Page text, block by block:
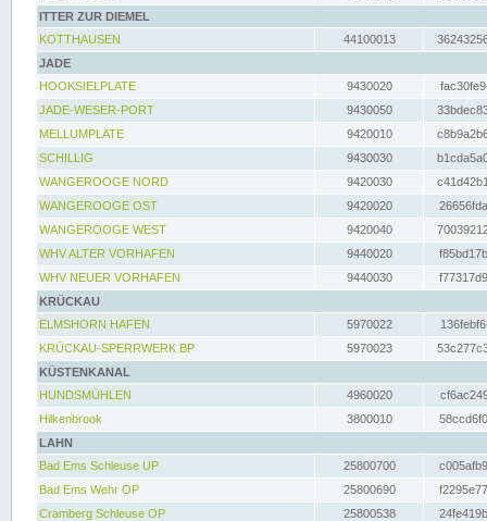
ITTER ZUR DIEMEL
KOTTHAUSEN
44100013
JADE
HOOKSIELPLATE
9430020
JADE-WESER-PORT
9430050
MELLUMPLATE
9420010
SCHILLIG
9430030
WANGEROOGE NORD
9420030
WANGEROOGE OST
9420020
WANGEROOGE WEST
9420040
WHV ALTER VORHAFEN
9440020
WHV NEUER VORHAFEN
9440030
KRÜCKAU
ELMSHORN HAFEN
5970022
KRÜCKAU-SPERRWERK BP
5970023
KÜSTENKANAL
HUNDSMÜHLEN
4960020
Hilkenbrook
3800010
LAHN
Bad Ems Schleuse UP
25800700
Bad Ems Wehr OP
25800690
Cramberg Schleuse OP
25800538